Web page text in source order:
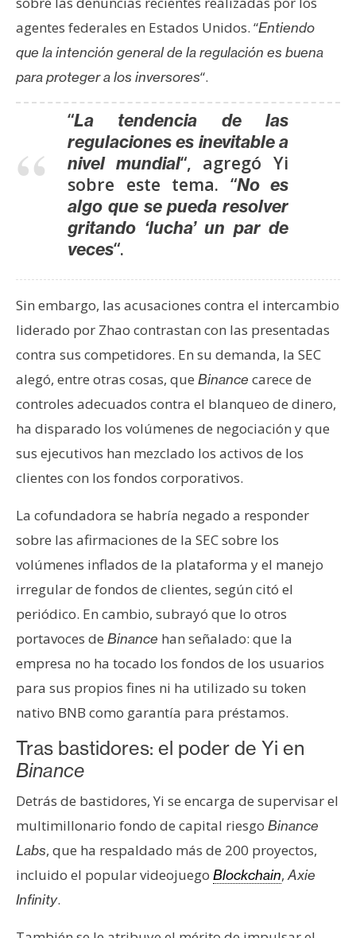
agentes federales en Estados Unidos. “Entiendo
que la intención general de la regulación es buena
para proteger a los inversores“.
“La tendencia de las
regulaciones es inevitable a
nivel mundial“, agregó Yi
sobre este tema. “No es
algo que se pueda resolver
gritando ‘lucha’ un par de
veces“.
Sin embargo, las acusaciones contra el intercambio
liderado por Zhao contrastan con las presentadas
contra sus competidores. En su demanda, la SEC
alegó, entre otras cosas, que Binance carece de
controles adecuados contra el blanqueo de dinero,
ha disparado los volúmenes de negociación y que
sus ejecutivos han mezclado los activos de los
clientes con los fondos corporativos.
La cofundadora se habría negado a responder
sobre las afirmaciones de la SEC sobre los
volúmenes inflados de la plataforma y el manejo
irregular de fondos de clientes, según citó el
periódico. En cambio, subrayó que lo otros
portavoces de Binance han señalado: que la
empresa no ha tocado los fondos de los usuarios
para sus propios fines ni ha utilizado su token
nativo BNB como garantía para préstamos.
Tras bastidores: el poder de Yi en
Binance
Detrás de bastidores, Yi se encarga de supervisar el
multimillonario fondo de capital riesgo Binance
Labs, que ha respaldado más de 200 proyectos,
incluido el popular videojuego Blockchain,Axie
Infinity.